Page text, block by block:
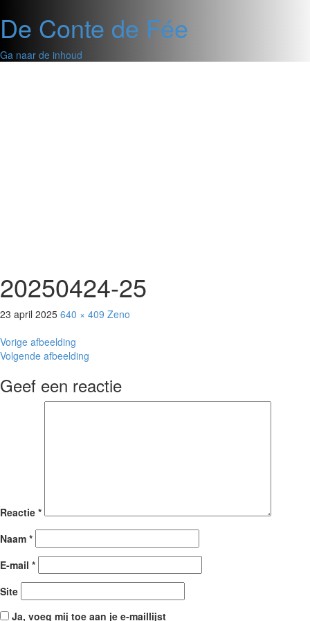
De Conte de Fée
Ga naar de inhoud
20250424-25
23 april 2025 640 × 409 Zeno
Vorige afbeelding
Volgende afbeelding
Geef een reactie
Reactie *
Naam *
E-mail *
Site
Ja, voeg mij toe aan je e-maillijst